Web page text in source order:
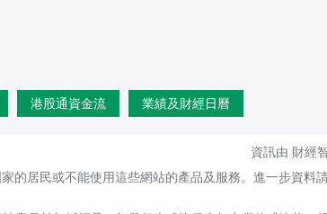
港股通資金流 業績及財經日曆
資訊由 財經
的居民或不能使用這些網站的產品及服務。進一步資料